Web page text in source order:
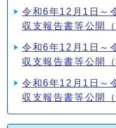
令和6年12月1日～
収支報告書等公開
令和6年12月1日～
収支報告書等公開
令和6年12月1日～
収支報告書等公開